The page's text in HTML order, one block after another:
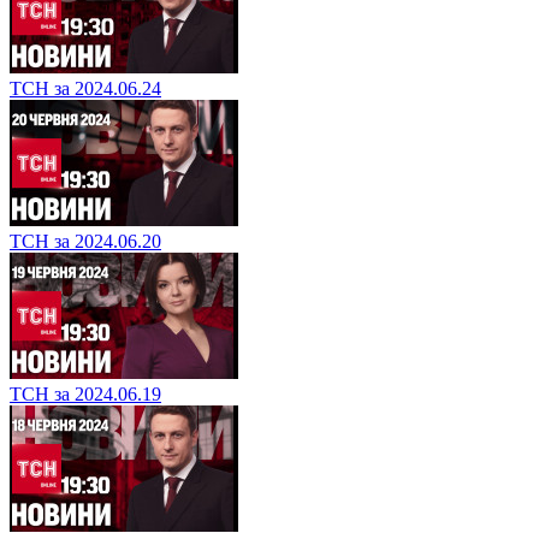
ТСН за 2024.06.24
ТСН за 2024.06.20
ТСН за 2024.06.19